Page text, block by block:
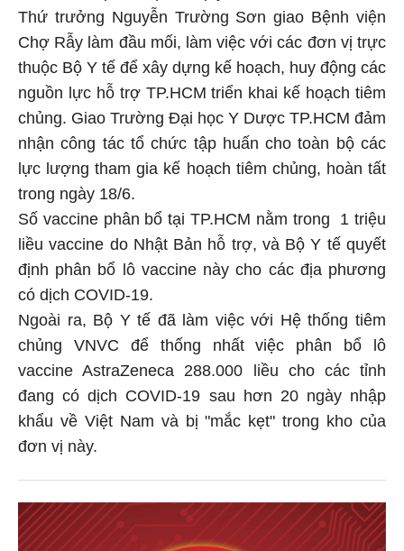
Thứ trưởng Nguyễn Trường Sơn giao Bệnh viện
Chợ Rẫy làm đầu mối, làm việc với các đơn vị trực
thuộc Bộ Y tế để xây dựng kế hoạch, huy động các
nguồn lực hỗ trợ TP.HCM triển khai kế hoạch tiêm
chủng. Giao Trường Đại học Y Dược TP.HCM đảm
nhận công tác tổ chức tập huấn cho toàn bộ các
lực lượng tham gia kế hoạch tiêm chủng, hoàn tất
trong ngày 18/6.
Số vaccine phân bổ tại TP.HCM nằm trong 1 triệu
liều vaccine do Nhật Bản hỗ trợ, và Bộ Y tế quyết
định phân bổ lô vaccine này cho các địa phương
có dịch COVID-19.
Ngoài ra, Bộ Y tế đã làm việc với Hệ thống tiêm
chủng VNVC để thống nhất việc phân bổ lô
vaccine AstraZeneca 288.000 liều cho các tỉnh
đang có dịch COVID-19 sau hơn 20 ngày nhập
khẩu về Việt Nam và bị "mắc kẹt" trong kho của
đơn vị này.